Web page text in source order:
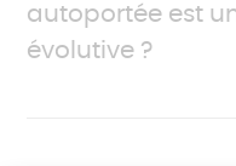
de jardin pour créer
convivialité. Il n’est
autoportée est
évolutive ?